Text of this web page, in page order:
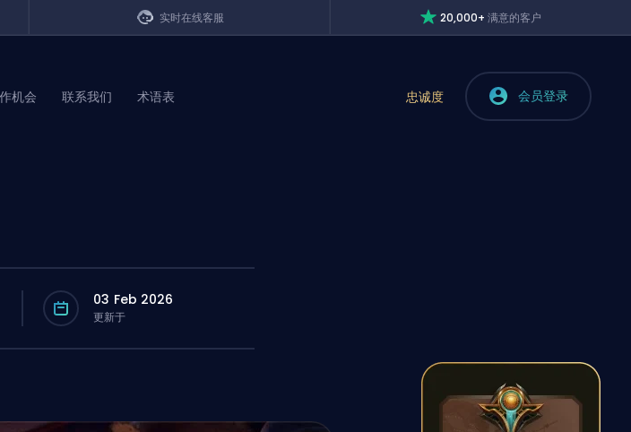
实时在线客服 20,000+满意的客户
机会 联系我们 术语表 忠诚度 会员登录
03 Feb 2026
更新于